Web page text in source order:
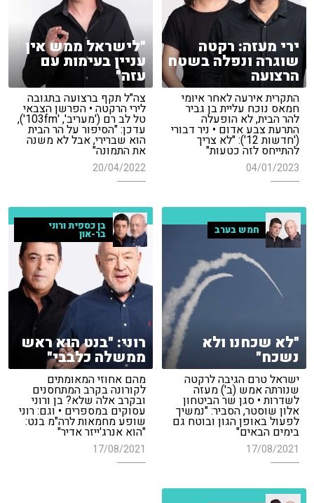
ירי מעזה: רקטה
שוגרה ונפלה בשטח
הרצועה
התקרית אירעה לאחר איומי
חמאס נוכח עליית בן גביר
להר הבית, לא הופעלה
התרעת צבע אדום • ניר דבורי
('חדשות 12'): "לא צריך
להתייחס לזה כטעות"
04/01/2023
"לישראל ממש אין
עניין בעימות עם
עזה"
צה"ל תקף ברצועה בתגובה
לירי הרקטה • הפרשן הצבאי
טל לב רם ('מעריב', '103fm'),
עדכן: "הסיפור על הר הבית
הוא שברירי, אבל לא משנה
את התמונה"
20/04/2022
חמש בערב
"לא שכחנו ולא
נשכח"
ישראל טרם הגיבה לרקטה
שנורתה אמש (ב') מעזה
לשדרות • סגן שר הביטחון
אלון שוסטר, הסביר: "נמשיך
לפעול באופן הגון ובוטח גם
בימים הבאים"
17/08/2021
בן כספית ורוני
בר-און
רוני: "בנט הוא ראש
ממשלה כלבבי"
מהם אחוזי המאומתים
לקורונה בקרב המתחסנים
ובקרב אלה שלא? בן ורוני
עסוקים במספרים • וגם: רוני
שופע מחמאות לרה"מ בנט:
"הוא אנרג'ייזר אדיר"
17/08/2021